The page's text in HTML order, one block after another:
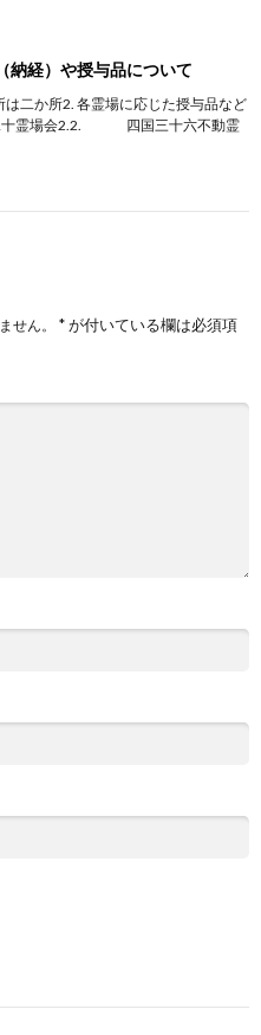
納経）や授与品について
は二か所2. 各霊場に応じた授与品など
十霊場会2.2. 四国三十六不動霊
せん。 *が付いている欄は必須項